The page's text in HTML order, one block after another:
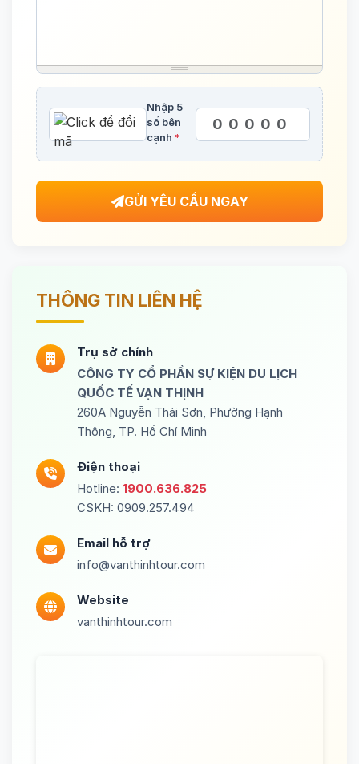
Nhập 5
số bên
cạnh *
GỬI YÊU CẦU NGAY
THÔNG TIN LIÊN HỆ
Trụ sở chính
CÔNG TY CỔ PHẦN SỰ KIỆN DU LỊCH
QUỐC TẾ VẠN THỊNH
260A Nguyễn Thái Sơn, Phường Hạnh
Thông, TP. Hồ Chí Minh
Điện thoại
Hotline: 1900.636.825
CSKH: 0909.257.494
Email hỗ trợ
info@vanthinhtour.com
Website
vanthinhtour.com